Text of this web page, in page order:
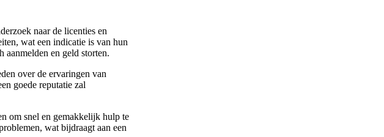
naar de licenties en
wat een indicatie is van hun
aanmelden en geld storten.
over de ervaringen van
goede reputatie zal
om snel en gemakkelijk hulp te
wat bijdraagt aan een